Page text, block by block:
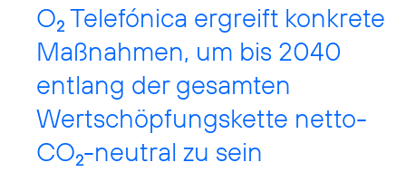
O2 Telefónica ergreift konkrete
Maßnahmen, um bis 2040
entlang der gesamten
Wertschöpfungskette netto-
CO2-neutral zu sein